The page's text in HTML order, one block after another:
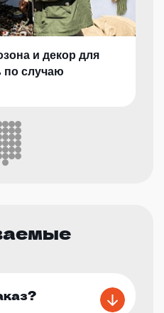
и декор для
по случаю